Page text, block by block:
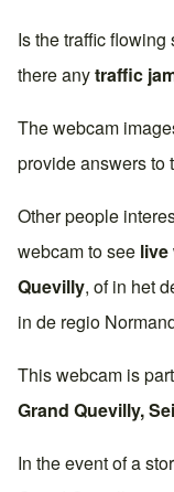
Is the traffic
there anytraffic
The webcam
provide answers to
Other people
webcam to see live
Quevilly, of in het
in de regio
This webcam is
Grand Quevilly,
In the event of a